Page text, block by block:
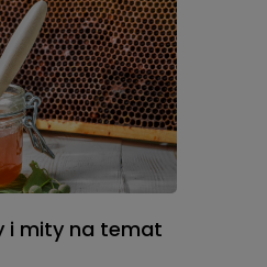
i mity na temat